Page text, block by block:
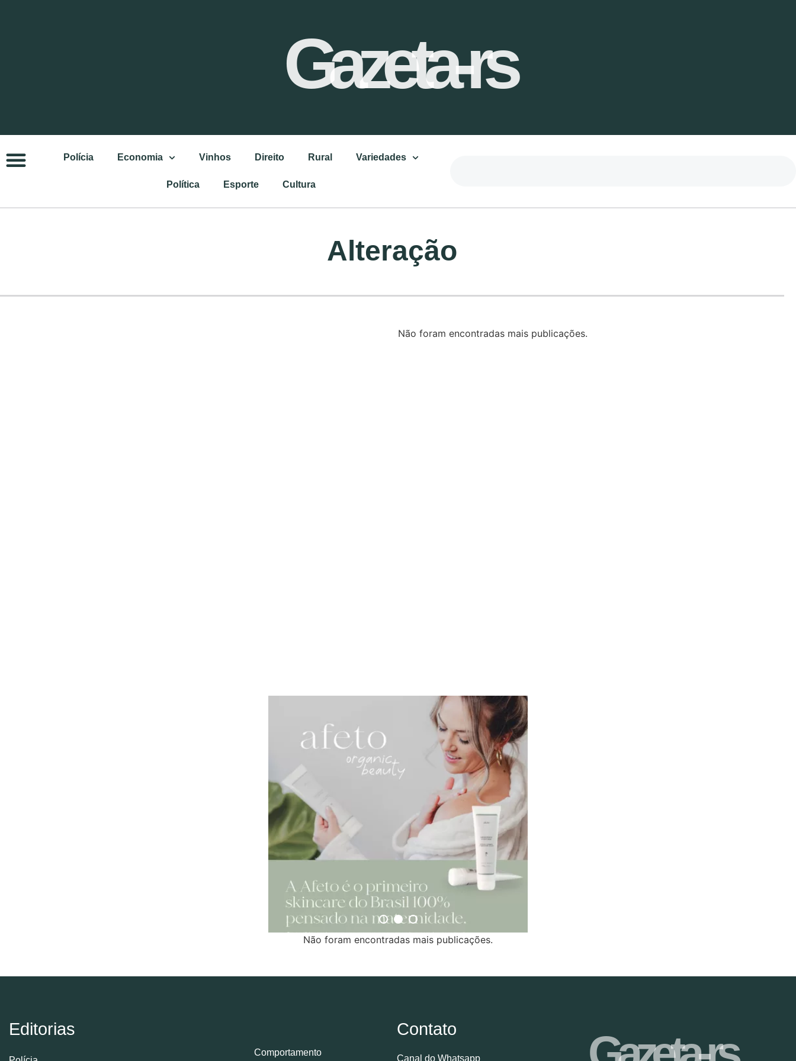
Gazeta-rs
Polícia Economia Vinhos Direito Rural Variedades
Política Esporte Cultura
Alteração
Não foram encontradas mais publicações.
Não foram encontradas mais publicações.
Editorias
Comportamento
Contato
Canal do Whatsapp